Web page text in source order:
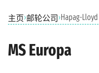
主页›邮轮公司 ›Hapag-
MS Europa